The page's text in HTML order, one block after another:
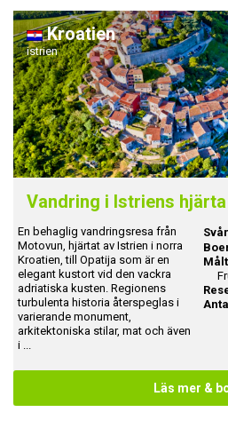
Kroatien
istrien
Vandring i Istriens hjärta
En behaglig vandringsresa från
Motovun, hjärtat av Istrien i norra
Kroatien, till Opatija som är en
elegant kustort vid den vackra
adriatiska kusten. Regionens
turbulenta historia återspeglas i
varierande monument,
arkitektoniska stilar, mat och även
i ...
Läs mer &